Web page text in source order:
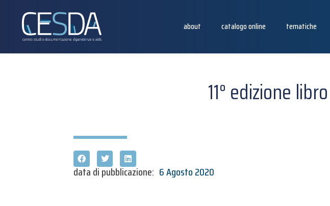
about catalogo online tematiche
11° edizione
data di pubblicazione: 6 Agosto 2020